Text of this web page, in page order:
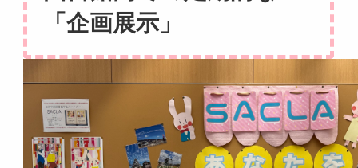
「企画展示」